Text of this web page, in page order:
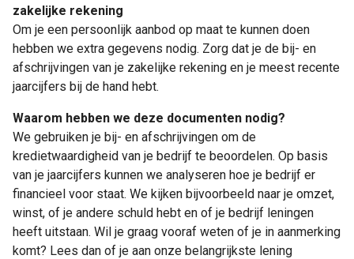
zakelijke rekening
Om je een persoonlijk aanbod op maat te kunnen doen
hebben we extra gegevens nodig. Zorg dat je de bij- en
afschrijvingen van je zakelijke rekening en je meest recente
jaarcijfers bij de hand hebt.
Waarom hebben we deze documenten nodig?
We gebruiken je bij- en afschrijvingen om de
kredietwaardigheid van je bedrijf te beoordelen. Op basis
van je jaarcijfers kunnen we analyseren hoe je bedrijf er
financieel voor staat. We kijken bijvoorbeeld naar je omzet,
winst, of je andere schuld hebt en of je bedrijf leningen
heeft uitstaan. Wil je graag vooraf weten of je in aanmerking
komt? Lees dan of je aan onze belangrijkste lening